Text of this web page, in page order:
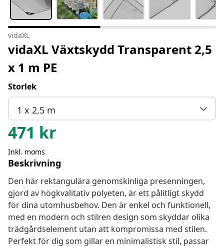
vidaXL
vidaXL Växtskydd Transparent 2,5
x 1 m PE
Storlek
1 x 2,5 m
471 kr
Inkl. moms
Beskrivning
Den här rektangulära genomskinliga presenningen,
gjord av högkvalitativ polyeten, är ett pålitligt skydd
för dina utomhusbehov. Den är enkel och funktionell,
med en modern och stilren design som skyddar olika
trädgårdselement utan att kompromissa med stilen.
Perfekt för dig som gillar en minimalistisk stil, passar